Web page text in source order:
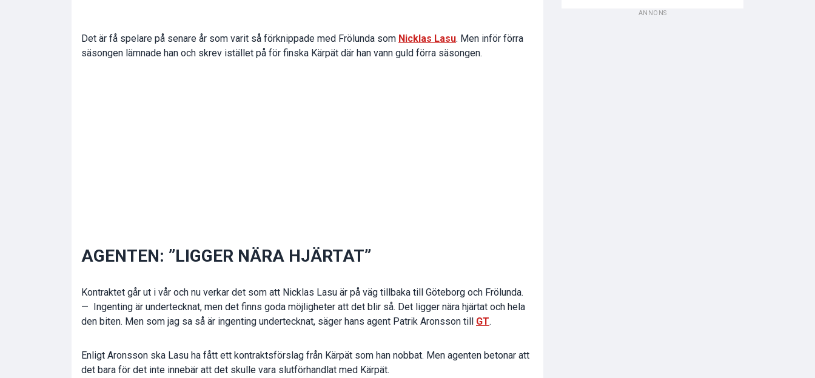
Det är få spelare på senare år som varit så förknippade med Frölunda som Nicklas Lasu. Men inför förra
säsongen lämnade han och skrev istället på för finska Kärpät där han vann guld förra säsongen.
AGENTEN: ”LIGGER NÄRA HJÄRTAT”
Kontraktet går ut i vår och nu verkar det som att Nicklas Lasu är på väg tillbaka till Göteborg och Frölunda.
— Ingenting är undertecknat, men det finns goda möjligheter att det blir så. Det ligger nära hjärtat och hela
den biten. Men som jag sa så är ingenting undertecknat, säger hans agent Patrik Aronsson till GT.
Enligt Aronsson ska Lasu ha fått ett kontraktsförslag från Kärpät som han nobbat. Men agenten betonar att
det bara för det inte innebär att det skulle vara slutförhandlat med Kärpät.
ANNONS